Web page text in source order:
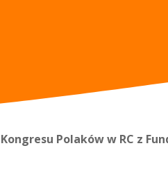
Polaków w RC z